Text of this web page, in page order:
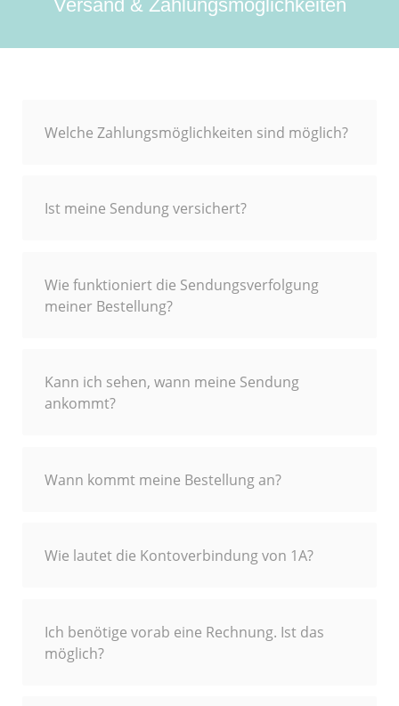
Versand & Zahlungsmöglichkeiten
Welche Zahlungsmöglichkeiten sind möglich?
Ist meine Sendung versichert?
Wie funktioniert die Sendungsverfolgung
meiner Bestellung?
Kann ich sehen, wann meine Sendung
ankommt?
Wann kommt meine Bestellung an?
Wie lautet die Kontoverbindung von 1A?
Ich benötige vorab eine Rechnung. Ist das
möglich?